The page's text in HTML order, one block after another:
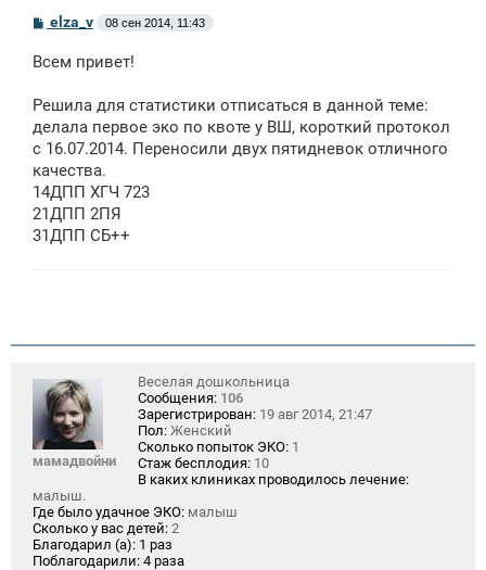
С
о
б
н
и
е
elza_v 08 сен 2014, 11:43
Всем привет!
Решила для статистики отписаться в данной теме:
делала первое эко по квоте у ВШ, короткий протокол
с 16.07.2014. Переносили двух пятидневок отличного
качества.
14ДПП ХГЧ 723
21ДПП 2ПЯ
31ДПП СБ++
мамадвойни
Веселая дошкольница
Сообщения: 106
Зарегистрирован: 19 авг 2014, 21:47
Пол: Женский
Сколько попыток ЭКО: 1
Стаж бесплодия: 10
В каких клиниках проводилось лечение:
малыш.
Где было удачное ЭКО: малыш
Сколько у вас детей: 2
Благодарил (а): 1 раз
Поблагодарили: 4 раза